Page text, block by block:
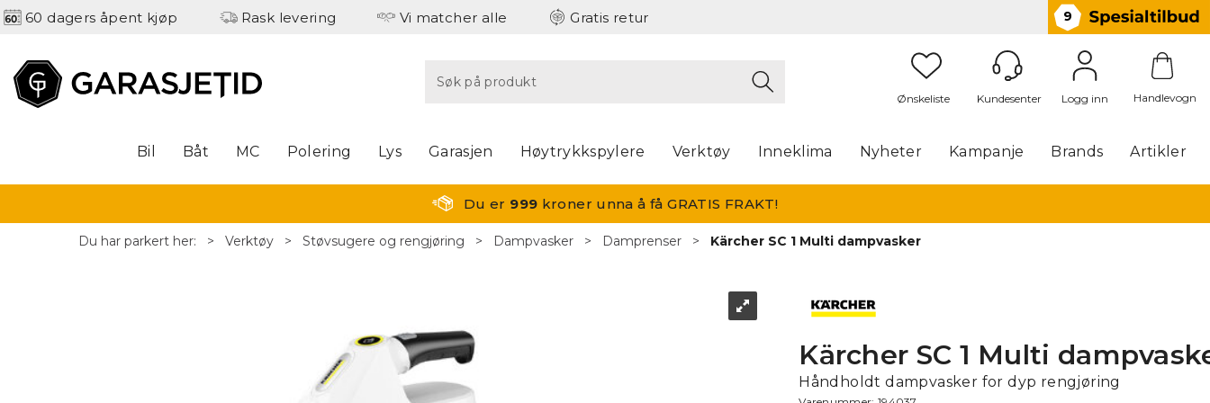
9
60 dagers åpent kjøp Rask levering Vi matcher alle Gratis retur
Logg inn Handlevogn
Bil Båt MC Polering Lys Garasjen Høytrykkspylere Verktøy Inneklima Nyheter Kampanje Brands Artikler
Du er 999 kroner unna å få GRATIS FRAKT!
Du har parkert her: > Verktøy > Støvsugere og rengjøring > Dampvasker > Damprenser > Kärcher SC 1 Multi dampvasker
Kärcher SC 1 Multi
Håndholdt dampvasker for dyp rengjøring